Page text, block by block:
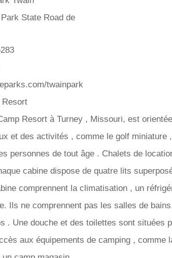
State Road de
twainpark
Resort
Resort à Turney , Missouri, est
et des activités , comme le golf miniature
personnes de tout âge . Chalets de
cabine dispose de quatre lits
comprennent la climatisation , un
Ils ne comprennent pas les salles de
. Une douche et des toilettes sont situées
aux équipements de camping , comme